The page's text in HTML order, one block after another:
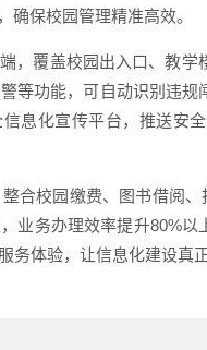
保校园管理精准高效。
，覆盖校园出入口、教
等功能，可自动识别违
息化宣传平台，推送安
合校园缴费、图书借阅
业务办理效率提升80%
体验，让信息化建设真